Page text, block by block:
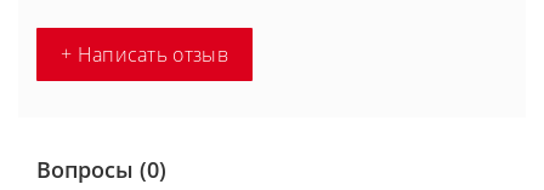
+ Написать отзыв
Вопросы (0)